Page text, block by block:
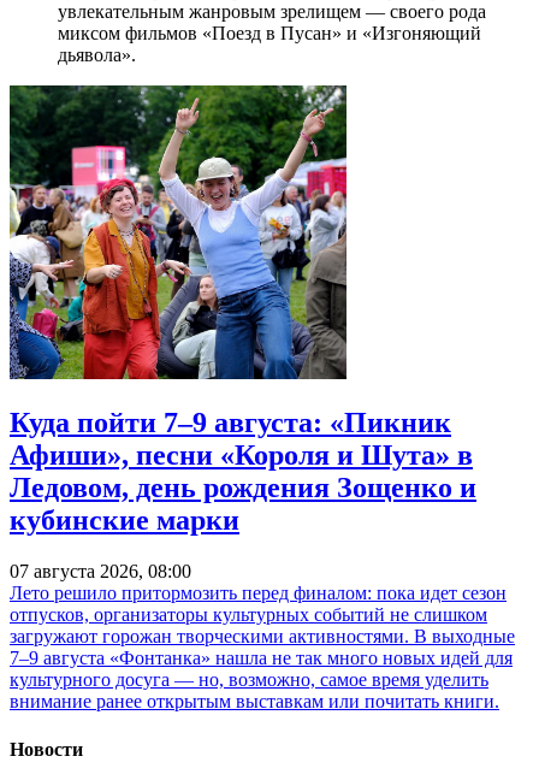
увлекательным жанровым зрелищeм — своего рода
миксом фильмов «Поезд в Пусан» и «Изгоняющий
дьявола».
Куда пойти 7–9 августа: «Пикник
Афиши», песни «Короля и Шута» в
Ледовом, день рождения Зощенко и
кубинские марки
07 августа 2026, 08:00
Лето решило притормозить перед финалом: пока идет сезон
отпусков, организаторы культурных событий не слишком
загружают горожан творческими активностями. В выходные
7–9 августа «Фонтанка» нашла не так много новых идей для
культурного досуга — но, возможно, самое время уделить
внимание ранее открытым выставкам или почитать книги.
Новости